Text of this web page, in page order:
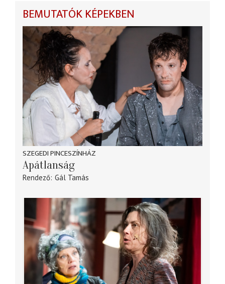
BEMUTATÓK KÉPEKBEN
SZEGEDI PINCESZÍNHÁZ
Apátlanság
Rendező Gál Tamás